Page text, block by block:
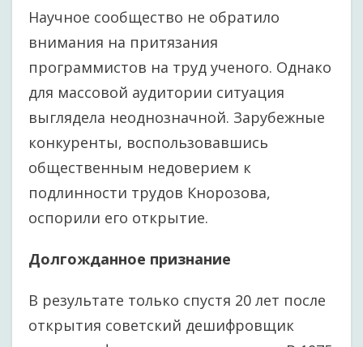
Научное сообщество не обратило
внимания на притязания
программистов на труд ученого. Однако
для массовой аудитории ситуация
выглядела неоднозначной. Зарубежные
конкуренты, воспользовавшись
общественным недоверием к
подлинности трудов Кнорозова,
оспорили его открытие.
Долгожданное признание
В результате только спустя 20 лет после
открытия советский дешифровщик